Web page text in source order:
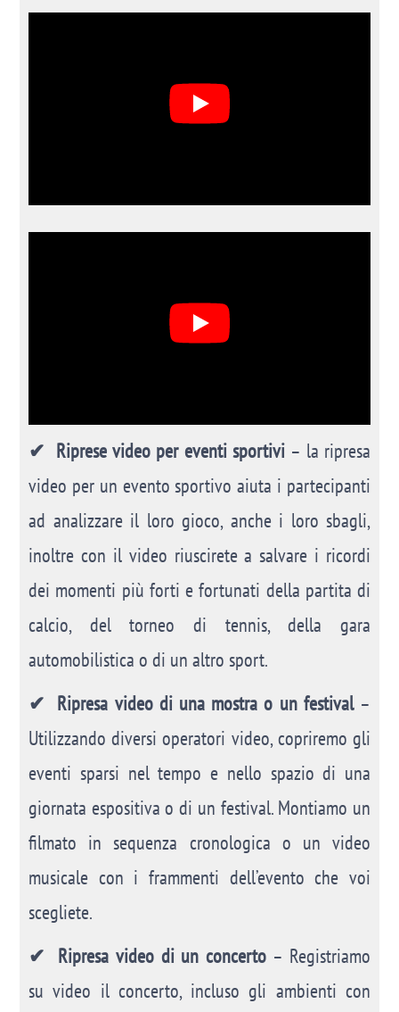
✔ Riprese video per eventi sportivi – la ripresa
video per un evento sportivo aiuta i partecipanti
ad analizzare il loro gioco, anche i loro sbagli,
inoltre con il video riuscirete a salvare i ricordi
dei momenti più forti e fortunati della partita di
calcio, del torneo di tennis, della gara
automobilistica o di un altro sport.
✔ Ripresa video di una mostra o un festival–
Utilizzando diversi operatori video, copriremo gli
eventi sparsi nel tempo e nello spazio di una
giornata espositiva o di un festival. Montiamo un
filmato in sequenza cronologica o un video
musicale con i frammenti dell’evento che voi
scegliete.
✔ Ripresa video di un concerto– Registriamo
su video il concerto, incluso gli ambienti con